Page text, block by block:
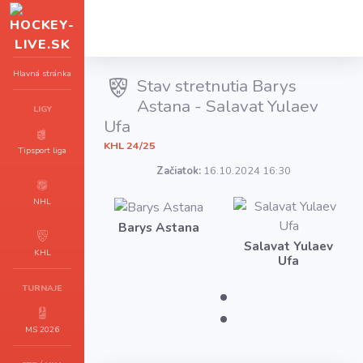
Hlavná stránka
LIGY
Tipsport liga
NHL
KHL
TURNAJE
MS 2026
Stav stretnutia Barys
Astana - Salavat Yulaev
Ufa
KHL 24/25
Začiatok: 16.10.2024 16:30
Barys Astana
:
Salavat Yulaev
Ufa